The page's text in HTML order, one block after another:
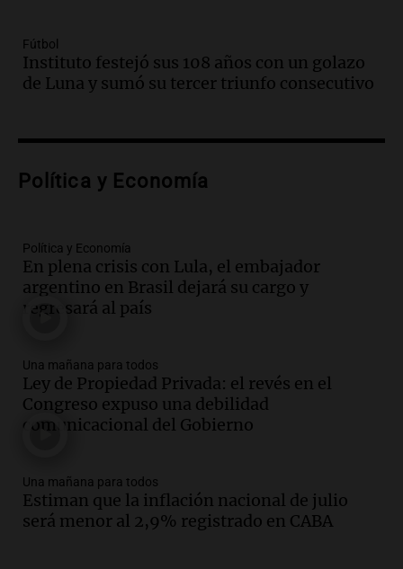
Audio.Borges, abogada de Pourrain:
"Tres hombres se lo llevaron para
hacerle preguntas y nunca regresó"
Episodios
metros del río Suquía y retiraron hasta
Episodios
Audio.La historia de la servilleta que
firmó Jorge Messi para el primer
contrato de Leo con Barcelona
Audio.Joan Gaspart: "Sin Jorge, no sé si
Messi hubiera llegado adonde llegó"
Una mañana para todos
Audio.El orgullo y el sueño argentino de
Jorge Messi en una entrevista con Rony
Vargas en 2007
Fútbol
Instituto festejó sus 108 años con un golazo
de Luna y sumó su tercer triunfo consecutivo
Política y Economía
Política y Economía
En plena crisis con Lula, el embajador
argentino en Brasil dejará su cargo y
regresará al país
Una mañana para todos
Ley de Propiedad Privada: el revés en el
Congreso expuso una debilidad
comunicacional del Gobierno
Una mañana para todos
Estiman que la inflación nacional de julio
será menor al 2,9% registrado en CABA